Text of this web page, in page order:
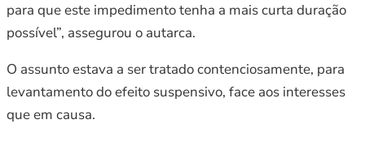
para que este impedimento tenha a mais curta duração
possível”, assegurou o autarca.
O assunto estava a ser tratado contenciosamente, para
levantamento do efeito suspensivo, face aos interesses
que em causa.